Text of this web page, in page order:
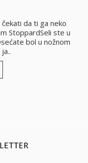
da ti ga neko
StoppardSeli ste u
bol u nožnom